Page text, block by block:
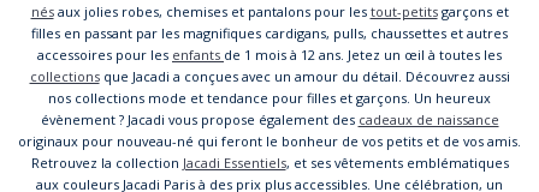
nésaux jolies robes, chemises et pantalons pour les tout-petitsgarçons et
filles en passant par les magnifiques cardigans, pulls, chaussettes et autres
accessoires pour les enfants de 1 mois à 12 ans. Jetez un œil à toutes les
collectionsque Jacadi a conçues avec un amour du détail. Découvrez aussi
nos collections mode et tendance pour filles et garçons. Un heureux
évènement ? Jacadi vous propose également des cadeaux de naissance
originaux pour nouveau-né qui feront le bonheur de vos petits et de vos amis.
Retrouvez la collection Jacadi Essentiels, et ses vêtements emblématiques
aux couleurs Jacadi Paris à des prix plus accessibles. Une célébration, un